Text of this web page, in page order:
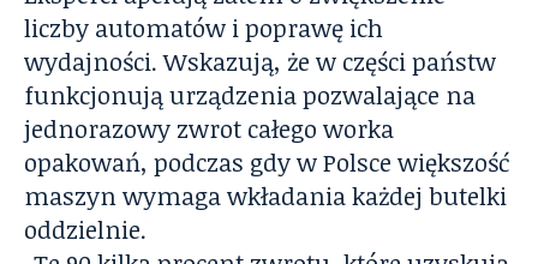
liczby automatów i poprawę ich
wydajności. Wskazują, że w części państw
funkcjonują urządzenia pozwalające na
jednorazowy zwrot całego worka
opakowań, podczas gdy w Polsce większość
maszyn wymaga wkładania każdej butelki
oddzielnie.